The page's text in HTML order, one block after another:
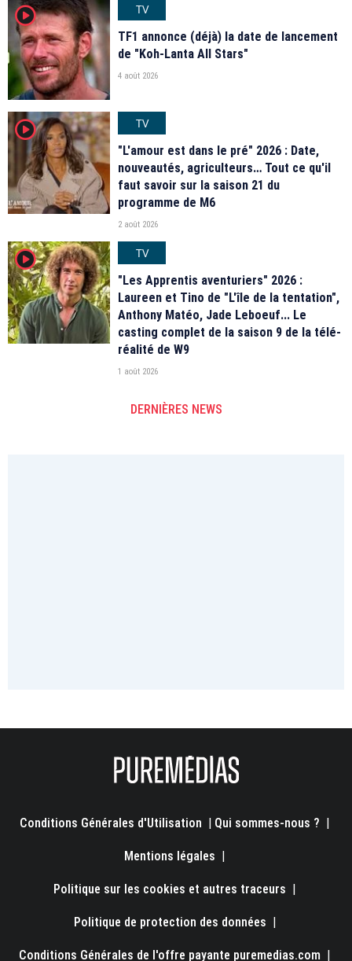
player2
TV
TF1 annonce (déjà) la date de lancement
de "Koh-Lanta All Stars"
4 août 2026
player2
TV
"L'amour est dans le pré" 2026 : Date,
nouveautés, agriculteurs… Tout ce qu'il
faut savoir sur la saison 21 du
programme de M6
2 août 2026
player2
TV
"Les Apprentis aventuriers" 2026 :
Laureen et Tino de "L'île de la tentation",
Anthony Matéo, Jade Leboeuf... Le
casting complet de la saison 9 de la télé-
réalité de W9
1 août 2026
DERNIÈRES NEWS
Conditions Générales d'Utilisation | Qui sommes-nous ? |
Mentions légales |
Politique sur les cookies et autres traceurs |
Politique de protection des données |
Conditions Générales de l'offre payante puremedias.com |